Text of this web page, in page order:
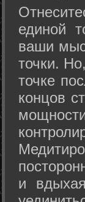
единой
ваши
точки.
точке
концов
и